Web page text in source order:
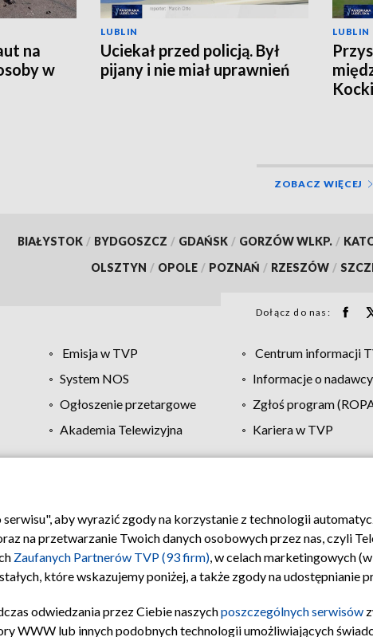
na
w
LUBLIN
Uciekał przed policją. Był
pijany i nie miał uprawnień
LUBLIN
ZOBACZ WIĘCEJ
BIAŁYSTOK / BYDGOSZCZ / GDAŃSK / GORZÓW WLKP. /
OLSZTYN / OPOLE / POZNAŃ / RZESZÓW /
Dołącz do nas:
Emisja w TVP Centrum informacji
System NOS Informacje o nadawcy
Ogłoszenie przetargowe Zgłoś program
Akademia Telewizyjna Kariera w TVP
Regulamin TVP Polityka prywatności Moje zgody
aby wyrazić zgody na korzystanie z technologii
na przetwarzanie Twoich danych osobowych przez nas, czyli
Zaufanych Partnerów TVP (93 firm), w celach marketingowych
które wskazujemy poniżej, a także zgody na udostępnianie
odwiedzania przez Ciebie naszychposzczególnych serwisów
WWW lub innych podobnych technologii umożliwiających